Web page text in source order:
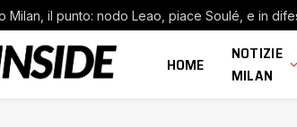
HOME
NOTIZIE
MILAN